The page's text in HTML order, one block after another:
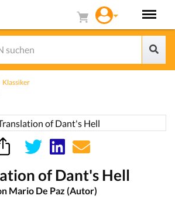
Klassiker
of Dant's Hell
Mario De Paz (Autor)